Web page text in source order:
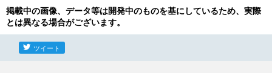
掲載中の画像、データ等は開発中のものを基にしているため、実際
とは異なる場合がございます。
ツイート